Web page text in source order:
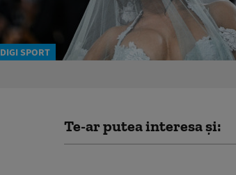
DIGI SPORT
Te-ar putea interesa și: